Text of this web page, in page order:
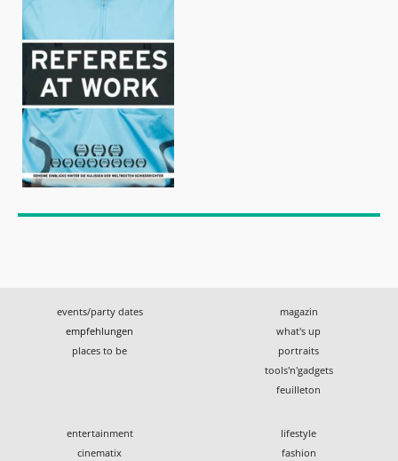
events/party dates
empfehlungen
places to be
magazin
what's up
portraits
tools'n'gadgets
feuilleton
entertainment
cinematix
lifestyle
fashion